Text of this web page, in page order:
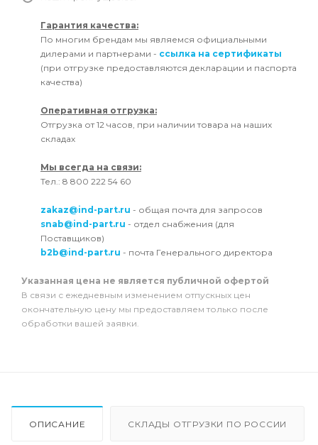
Гарантия качества:
По многим брендам мы являемся официальными
дилерами и партнерами - ссылка на сертификаты
(при отгрузке предоставляются декларации и паспорта
качества)
Оперативная отгрузка:
Отгрузка от 12 часов, при наличии товара на наших
складах
Мы всегда на связи:
Тел.: 8 800 222 54 60
zakaz@ind-part.ru - общая почта для запросов
snab@ind-part.ru - отдел снабжения (для
Поставщиков)
b2b@ind-part.ru - почта Генерального директора
Указанная цена не является публичной офертой
В связи с ежедневным изменением отпускных цен
окончательную цену мы предоставляем только после
обработки вашей заявки.
ОПИСАНИЕ СКЛАДЫ ОТГРУЗКИ ПО РОССИИ